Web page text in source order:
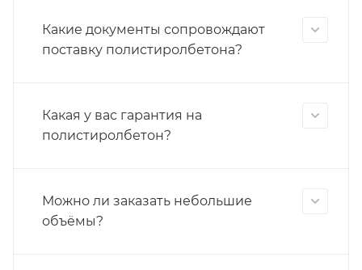
Какие документы сопровождают
поставку полистиролбетона?
Какая у вас гарантия на
полистиролбетон?
Можно ли заказать небольшие
объёмы?